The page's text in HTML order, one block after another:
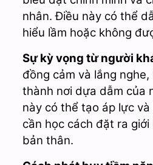
nhân. Điều này có thể
hiểu lầm hoặc không
Sự kỳ vọng từ người
đồng cảm và lắng
thành nơi dựa dẫm của
này có thể tạo áp lực
cần học cách đặt ra
bản thân.